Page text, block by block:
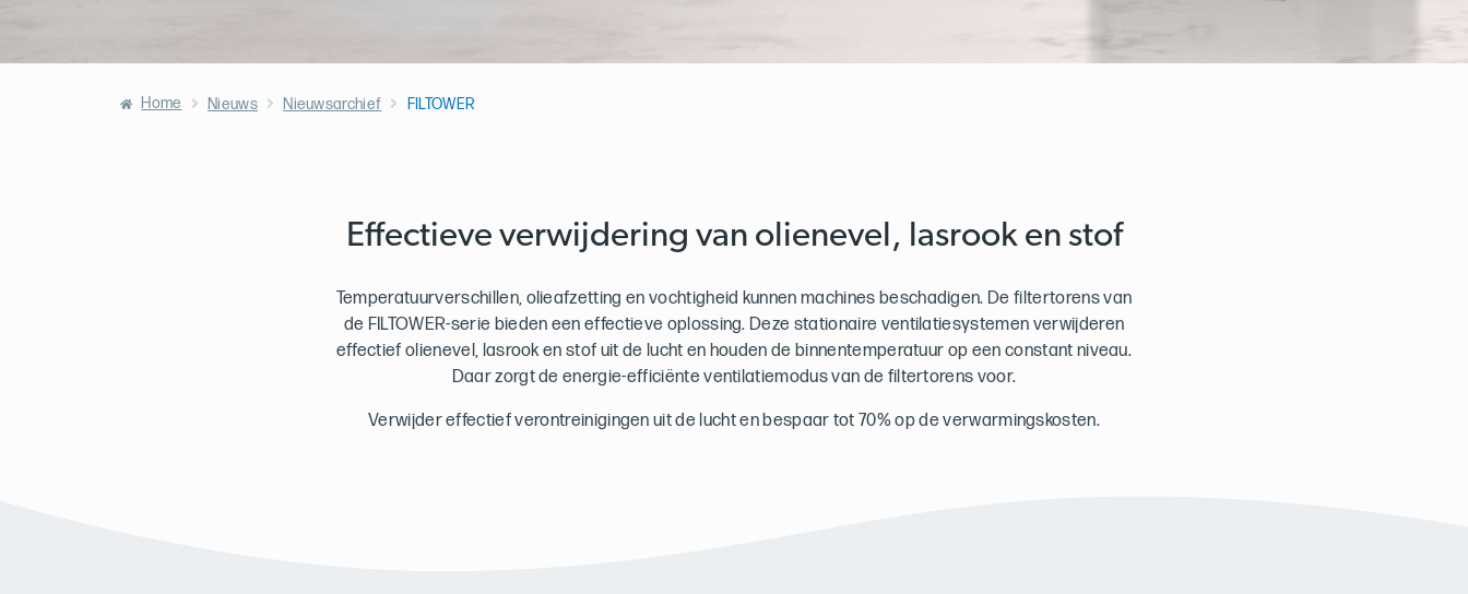
Home Nieuws Nieuwsarchief FILTOWER
Effectieve verwijdering van olienevel, lasrook en stof
Temperatuurverschillen, olieafzetting en vochtigheid kunnen machines beschadigen. De filtertorens van
de FILTOWER-serie bieden een effectieve oplossing. Deze stationaire ventilatiesystemen verwijderen
effectief olienevel, lasrook en stof uit de lucht en houden de binnentemperatuur op een constant niveau.
Daar zorgt de energie-efficiënte ventilatiemodus van de filtertorens voor.
Verwijder effectief verontreinigingen uit de lucht en bespaar tot 70% op de verwarmingskosten.